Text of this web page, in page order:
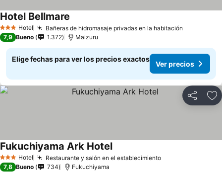
3 Estrellas
Hotel Bañeras de hidromasaje privadas en la habitación
Hotel Bellmare
7,9 Bueno 1.372 Maizuru
Elige fechas para ver los precios exactos
Ver precios
Compartir
3 Estrellas
Hotel Restaurante y salón en el establecimientoVer precios
Fukuchiyama Ark HotelVer precios
7,8 Bueno 734 Fukuchiyama